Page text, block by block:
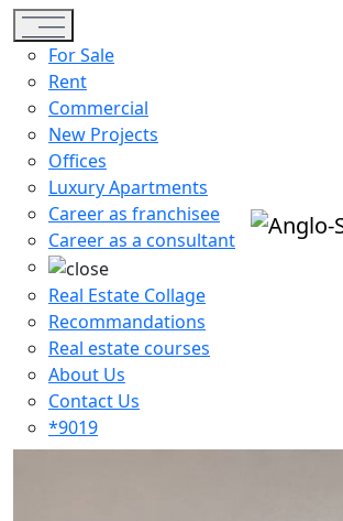
Toggle navigation
For Sale
Rent
Commercial
New Projects
Offices
Luxury Apartments
Career as franchisee
Career as a consultant
Real Estate Collage
Recommandations
Real estate courses
About Us
Contact Us
*9019